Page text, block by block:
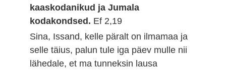
kaaskodanikud ja Jumala
kodakondsed. Ef 2,19
Sina, Issand, kelle päralt on ilmamaa ja
selle täius, palun tule iga päev mulle nii
lähedale, et ma tunneksin lausa